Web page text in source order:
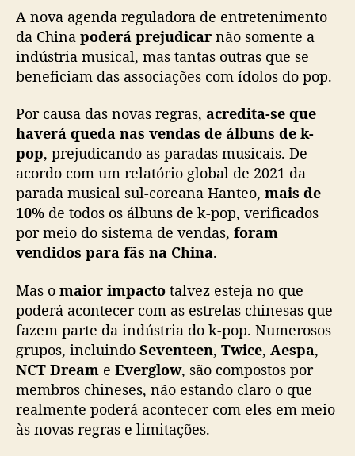
A nova agenda reguladora de entretenimento
da China poderá prejudicar não somente a
indústria musical, mas tantas outras que se
beneficiam das associações com ídolos do pop.
Por causa das novas regras, acredita-se que
haverá queda nas vendas de álbuns de k-
pop, prejudicando as paradas musicais. De
acordo com um relatório global de 2021 da
parada musical sul-coreana Hanteo, mais de
10% de todos os álbuns de k-pop, verificados
por meio do sistema de vendas, foram
vendidos para fãs na China.
Mas o maior impacto talvez esteja no que
poderá acontecer com as estrelas chinesas que
fazem parte da indústria do k-pop. Numerosos
grupos, incluindo Seventeen, Twice, Aespa,
NCT Dream e Everglow, são compostos por
membros chineses, não estando claro o que
realmente poderá acontecer com eles em meio
às novas regras e limitações.